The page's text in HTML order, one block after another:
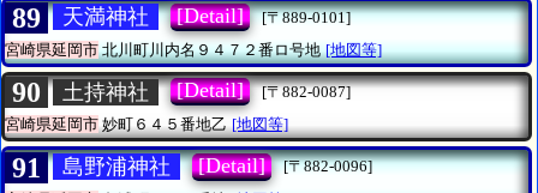
89 天満神社 [Detail]
[〒889-0101]
宮崎県延岡市北川町川内名９４７２番ロ号地 [地図等]
90 土持神社 [Detail]
[〒882-0087]
宮崎県延岡市妙町６４５番地乙 [地図等]
91 島野浦神社 [Detail]
[〒882-0096]